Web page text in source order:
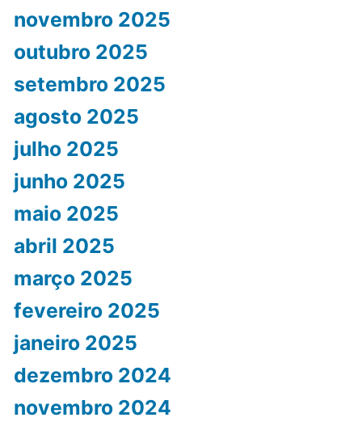
novembro 2025
outubro 2025
setembro 2025
agosto 2025
julho 2025
junho 2025
maio 2025
abril 2025
março 2025
fevereiro 2025
janeiro 2025
dezembro 2024
novembro 2024